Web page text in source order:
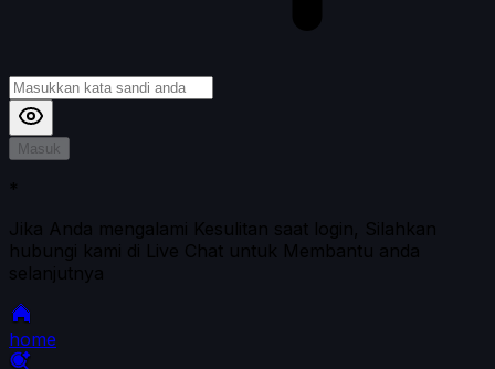
Masuk
*
Jika Anda mengalami Kesulitan saat login, Silahkan
hubungi kami di Live Chat untuk Membantu anda
selanjutnya
home